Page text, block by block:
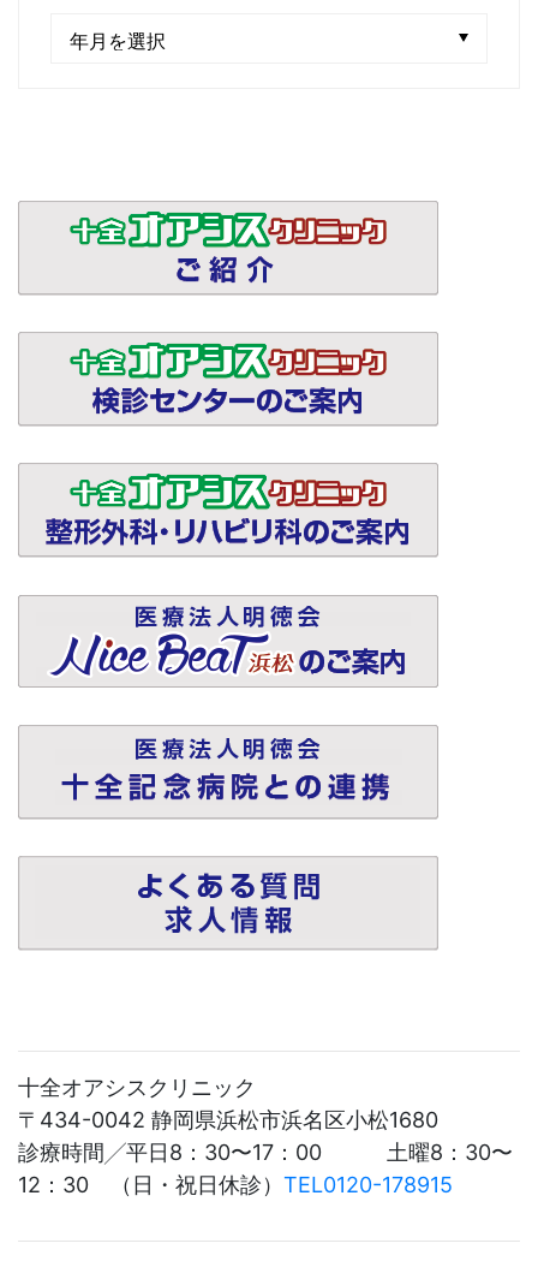
十全オアシスクリニック
〒434-0042 静岡県浜松市浜名区小松1680
診療時間╱平日8：30〜17：00 土曜8：30〜
12：30 （日・祝日休診） TEL0120-178915